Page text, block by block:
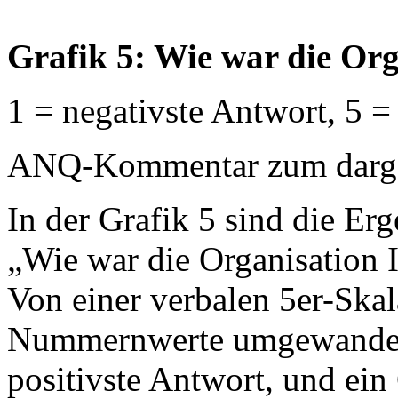
Grafik 5: Wie war die
1 = negativste Antwort, 5
ANQ-Kommentar zum
In der Grafik 5 sind die
„Wie war die Organisation
Von einer verbalen 5er-
Nummernwerte
positivste Antwort, und ein